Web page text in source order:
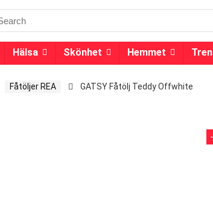
Hälsa Skönhet Hemmet
Fåtöljer REA GATSY Fåtölj Teddy Offwhite